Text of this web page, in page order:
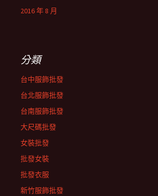
2016 年 8 月
分類
台中服飾批發
台北服飾批發
台南服飾批發
大尺碼批發
女裝批發
批發女裝
批發衣服
新竹服飾批發